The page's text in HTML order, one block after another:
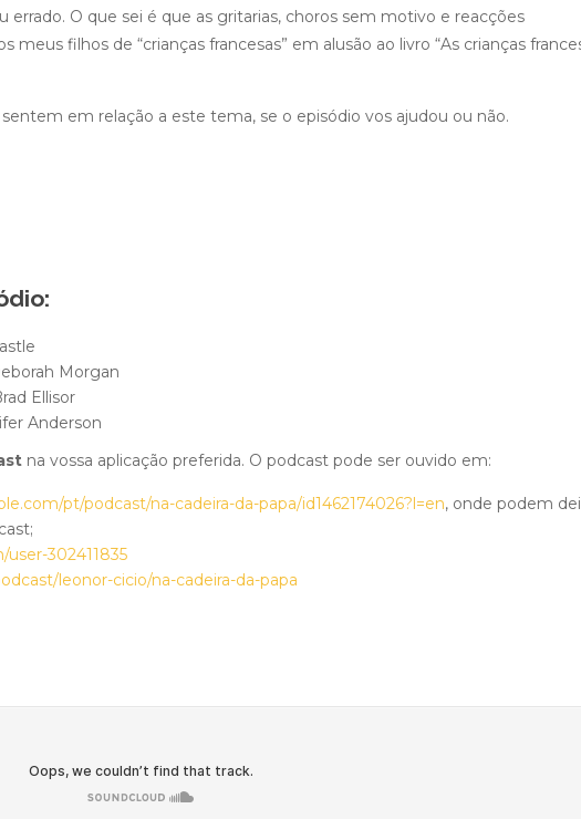
O que sei é que as gritarias, choros sem motivo e reacções
meus filhos de “crianças francesas” em alusão ao livro “As crianças
em relação a este tema, se o episódio vos ajudou ou não.
Morgan
Ellisor
Anderson
na vossa aplicação preferida. O podcast pode ser ouvido em:
pt/podcast/na-cadeira-da-papa/id1462174026?l=en, onde podem
302411835
leonor-cicio/na-cadeira-da-papa